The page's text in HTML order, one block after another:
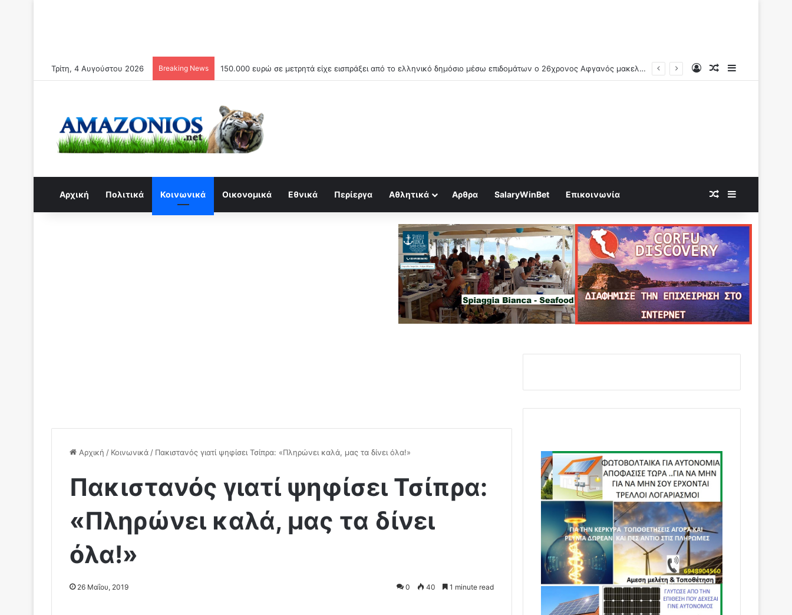
Τρίτη, 4 Αυγούστου 2026 Breaking News O Κίνδυνος απο την εξάπλωση των data centers στην Ελλάδα (Video) Log InRandom Article
Αρχική Πολιτικά Κοινωνικά Οικονομικά Εθνικά Περίεργα Αθλητικά Αρθρα SalaryWinBet Επικοινωνία Random Article
Αρχική / Κοινωνικά / Πακιστανός γιατί ψηφίσει Τσίπρα: «Πληρώνει καλά, μας τα δίνει όλα!»
Πακιστανός γιατί ψηφίσει Τσίπρα:
«Πληρώνει καλά, μας τα δίνει
όλα!»
26 Μαΐου, 2019 0 40 1 minute read